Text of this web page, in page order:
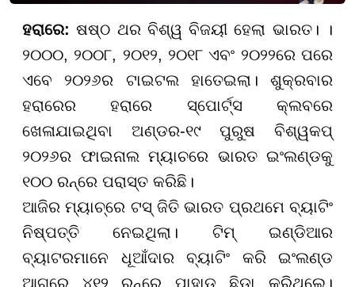
ହରାରେ:ଷଷ୍ଠ ଥର ବିଶ୍ୱ ବିଜୟୀ ହେଲା ଭାରତ। ।
୨୦୦୦, ୨୦୦୮, ୨୦୧୨, ୨୦୧୮ ଏବଂ ୨୦୨୨ରେ ପରେ
ଏବେ ୨୦୨୬ର ଟାଇଟଲ ହାତେଇଲା। ଶୁକ୍ରବାର
ହରାରେର ହରାରେ ସ୍ପୋର୍ଟ୍ସ କ୍ଲବରେ
ଖେଳାଯାଇଥିବା ଅଣ୍ଡର-୧୯ ପୁରୁଷ ବିଶ୍ୱକପ୍
୨୦୨୬ର ଫାଇନାଲ ମ୍ୟାଚରେ ଭାରତ ଇଂଲଣ୍ଡକୁ
୧୦୦ ରନ୍‌ରେ ପରାସ୍ତ କରିଛି।
ଆଜିର ମ୍ୟାଚ୍‌ରେ ଟସ୍ ଜିତି ଭାରତ ପ୍ରଥମେ ବ୍ୟାଟିଂ
ନିଷ୍ପତ୍ତି ନେଇଥିଲା। ଟିମ୍ ଇଣ୍ଡିଆର
ବ୍ୟାଟରମାନେ ଧୂଆଁଦାର ବ୍ୟାଟିଂ କରି ଇଂଲଣ୍ଡ
ଆଗରେ ୪୧୨ ରନ୍‌ରେ ପାହାଡ଼ ଛିଡ଼ା କରିଥିଲେ।